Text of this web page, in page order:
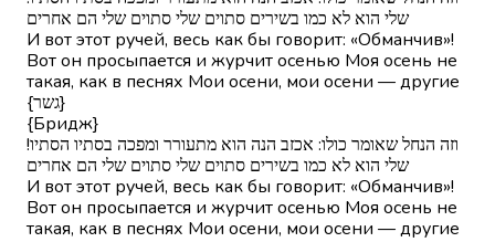
שלי הוא לא כמו בשירים סתוים שלי סתוים שלי הם אחרים
И вот этот ручей, весь как бы говорит: «Обманчив»!
Вот он просыпается и журчит осенью Моя осень не
такая, как в песнях Мои осени, мои осени — другие
{גשר}
{Бридж}
!וזה הנחל שאומר כולו: אכזב הנה הוא מתעורר ומפכה בסתיו הסתיו
שלי הוא לא כמו בשירים סתוים שלי סתוים שלי הם אחרים
И вот этот ручей, весь как бы говорит: «Обманчив»!
Вот он просыпается и журчит осенью Моя осень не
такая, как в песнях Мои осени, мои осени — другие